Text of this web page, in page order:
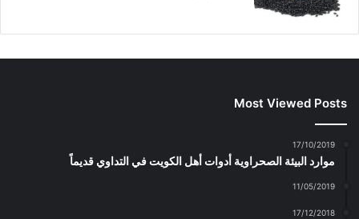
Most Viewed Posts
17/10/2019
موارد البيئة الصحراوية أدوات أهل الكويت في التداوي قديماً
11/05/2019
17/12/2018